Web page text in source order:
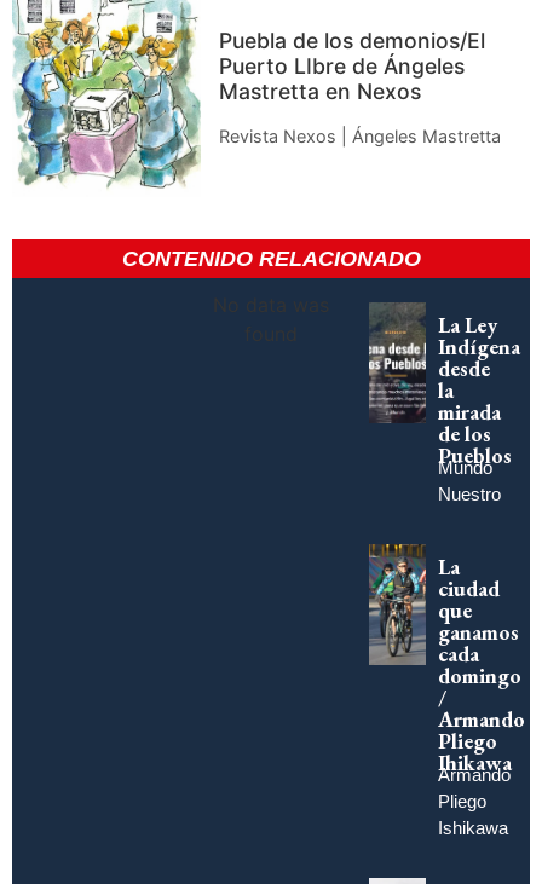
Puebla de los demonios/El
Puerto LIbre de Ángeles
Mastretta en Nexos
Revista Nexos | Ángeles Mastretta
CONTENIDO RELACIONADO
No data was
found
La Ley
Indígena
desde
la
mirada
de los
Pueblos
Mundo
Nuestro
La
ciudad
que
ganamos
cada
domingo
/
Armando
Pliego
Ihikawa
Armando
Pliego
Ishikawa